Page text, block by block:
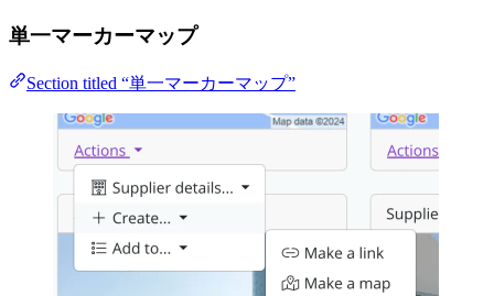
単一マーカーマップ
Section titled “単一マーカーマップ”